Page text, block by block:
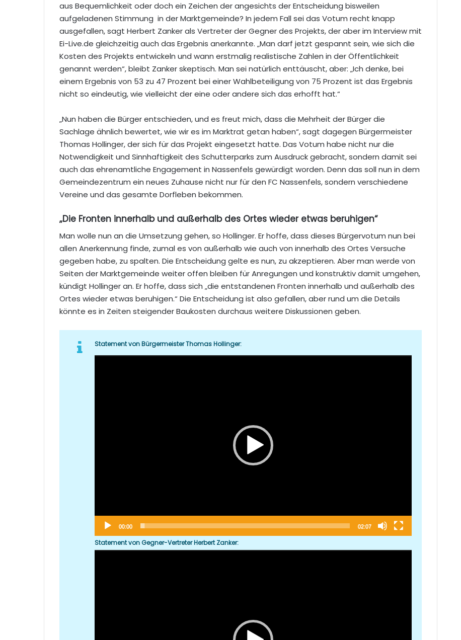
aus Bequemlichkeit oder doch ein Zeichen der angesichts der Entscheidung bisweilen
aufgeladenen Stimmung in der Marktgemeinde? In jedem Fall sei das Votum recht knapp
ausgefallen, sagt Herbert Zanker als Vertreter der Gegner des Projekts, der aber im Interview mit
Ei-Live.de gleichzeitig auch das Ergebnis anerkannte. „Man darf jetzt gespannt sein, wie sich die
Kosten des Projekts entwickeln und wann erstmalig realistische Zahlen in der Öffentlichkeit
genannt werden“, bleibt Zanker skeptisch. Man sei natürlich enttäuscht, aber: „Ich denke, bei
einem Ergebnis von 53 zu 47 Prozent bei einer Wahlbeteiligung von 75 Prozent ist das Ergebnis
nicht so eindeutig, wie vielleicht der eine oder andere sich das erhofft hat.“
„Nun haben die Bürger entschieden, und es freut mich, dass die Mehrheit der Bürger die
Sachlage ähnlich bewertet, wie wir es im Marktrat getan haben“, sagt dagegen Bürgermeister
Thomas Hollinger, der sich für das Projekt eingesetzt hatte. Das Votum habe nicht nur die
Notwendigkeit und Sinnhaftigkeit des Schutterparks zum Ausdruck gebracht, sondern damit sei
auch das ehrenamtliche Engagement in Nassenfels gewürdigt worden. Denn das soll nun in dem
Gemeindezentrum ein neues Zuhause nicht nur für den FC Nassenfels, sondern verschiedene
Vereine und das gesamte Dorfleben bekommen.
„Die Fronten innerhalb und außerhalb des Ortes wieder etwas beruhigen“
Man wolle nun an die Umsetzung gehen, so Hollinger. Er hoffe, dass dieses Bürgervotum nun bei
allen Anerkennung finde, zumal es von außerhalb wie auch von innerhalb des Ortes Versuche
gegeben habe, zu spalten. Die Entscheidung gelte es nun, zu akzeptieren. Aber man werde von
Seiten der Marktgemeinde weiter offen bleiben für Anregungen und konstruktiv damit umgehen,
kündigt Hollinger an. Er hoffe, dass sich „die entstandenen Fronten innerhalb und außerhalb des
Ortes wieder etwas beruhigen.“ Die Entscheidung ist also gefallen, aber rund um die Details
könnte es in Zeiten steigender Baukosten durchaus weitere Diskussionen geben.
Statement von Bürgermeister Thomas Hollinger:
Video-
00:00 02:07
Statement von Gegner-Vertreter Herbert Zanker: